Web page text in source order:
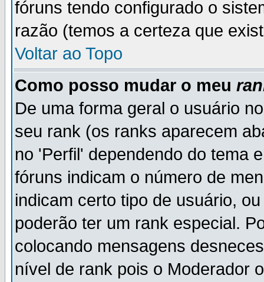
fóruns tendo configurado o
razão (temos a certeza que
Voltar ao Topo
Como posso mudar o meu
De uma forma geral o usuário
seu rank (os ranks aparecem
no 'Perfil' dependendo do tema
fóruns indicam o número de
indicam certo tipo de usuário,
poderão ter um rank especial.
colocando mensagens
nível de rank pois o Moderador